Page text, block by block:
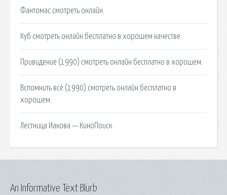
Фантомас смотреть онлайн.
Куб смотреть онлайн бесплатно в хорошем качестве.
Привидение (1990) смотреть онлайн бесплатно в хорошем.
Вспомнить всё (1990) смотреть онлайн бесплатно в
хорошем.
Лестница Иакова — КиноПоиск.
An Informative Text Blurb